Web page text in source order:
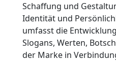
Schaffung und
Identität und
umfasst die
Slogans, Werten,
der Marke in